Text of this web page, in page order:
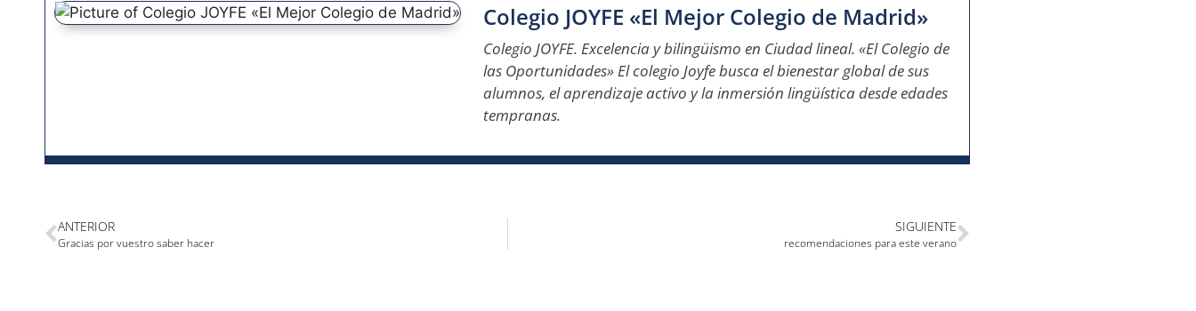
Colegio JOYFE «El Mejor Colegio de Madrid»
Colegio JOYFE. Excelencia y bilingüismo en Ciudad lineal. «El Colegio de
las Oportunidades» El colegio Joyfe busca el bienestar global de sus
alumnos, el aprendizaje activo y la inmersión lingüística desde edades
tempranas.
ANTERIOR
Gracias por vuestro saber hacer
SIGUIENTE
recomendaciones para este verano